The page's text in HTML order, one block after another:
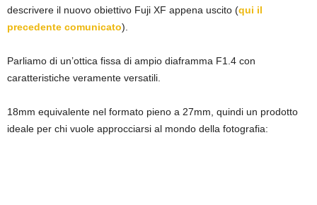
descrivere il nuovo obiettivo Fuji XF appena uscito (qui il
precedente comunicato).
Parliamo di un’ottica fissa di ampio diaframma F1.4 con
caratteristiche veramente versatili.
18mm equivalente nel formato pieno a 27mm, quindi un prodotto
ideale per chi vuole approcciarsi al mondo della fotografia: